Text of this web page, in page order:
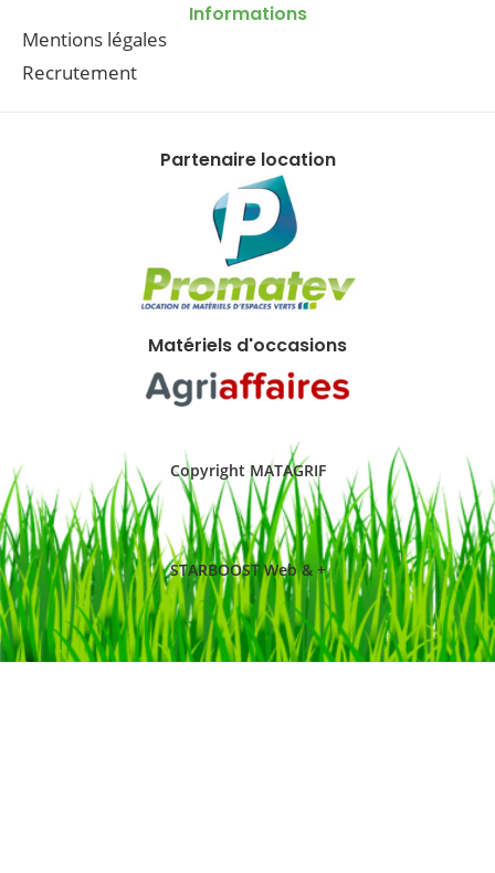
Informations
Mentions légales
Recrutement
Partenaire location
Matériels d'occasions
Copyright MATAGRIF
STARBOOST Web & +